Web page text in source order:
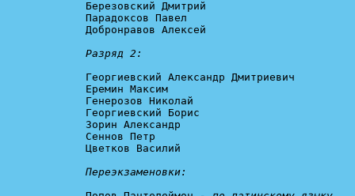
Березовский Дмитрий
Парадоксов Павел
Добронравов Алексей
Разряд 2:
Георгиевский Александр Дмитриевич
Еремин Максим
Генерозов Николай
Георгиевский Борис
Зорин Александр
Сеннов Петр
Цветков Василий
Переэкзаменовки: